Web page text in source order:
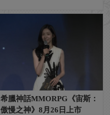
希臘神話MMORPG《宙斯：
傲慢之神》8月26日上市